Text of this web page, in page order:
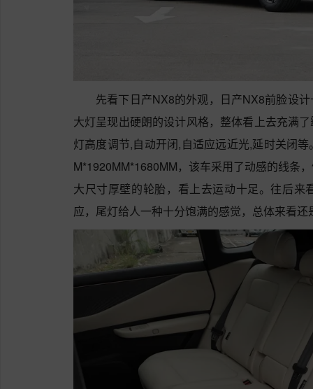
先看下日产NX8的外观，日产NX8前脸设
大灯呈现出硬朗的设计风格，整体看上去充满
灯高度调节,自动开闭,自适应远近光,延时关闭
M*1920MM*1680MM，该车采用了动感的线条
大尺寸厚壁的轮胎，看上去运动十足。往后
应，尾灯给人一种十分饱满的感觉，总体来看